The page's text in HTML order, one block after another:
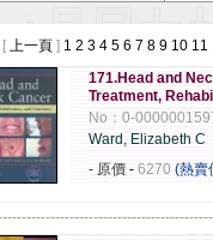
上一頁 ] 1 2 3 4 5 6 7 8 9 10 11
171.Head and
Treatment,
No：0-
Ward, Elizabeth C
- 原價 - 6270 (熱賣